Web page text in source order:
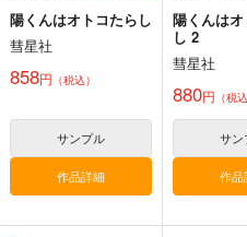
陽くんはオトコたらし
彗星社
858円 （税込）
サンプル
作品詳細
陽くんは
し 2
彗星社
880円 （税込
サン
作品